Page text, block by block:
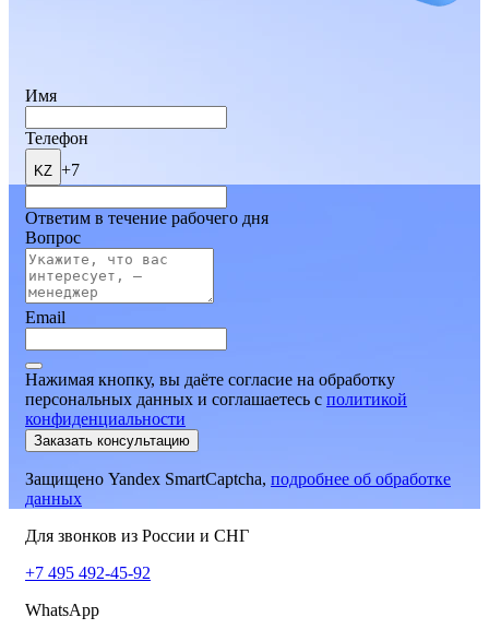
Имя
Телефон
KZ +7
Ответим в течение рабочего дня
Вопрос
Email
Нажимая кнопку, вы даёте согласие на обработку
персональных данных и соглашаетесь c политикой
конфиденциальности
Заказать консультацию
Защищено Yandex SmartCaptcha, подробнее об обработке
данных
Для звонков из России и СНГ
+7 495 492-45-92
WhatsApp